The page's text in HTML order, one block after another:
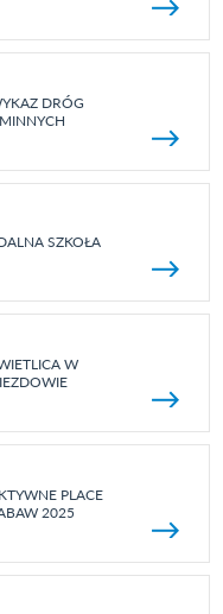
DRÓG
SZKOŁA
W
PLACE
2025